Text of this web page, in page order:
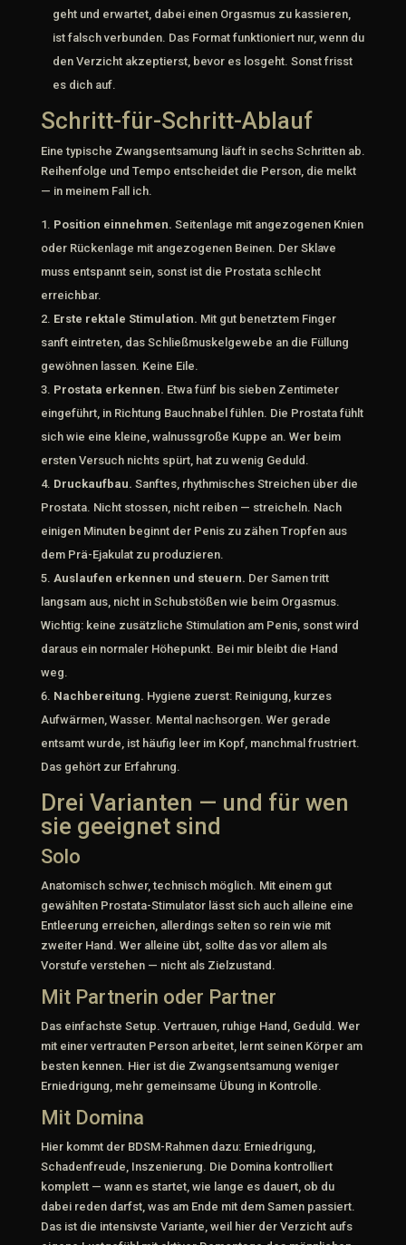
geht und erwartet, dabei einen Orgasmus zu kassieren,
ist falsch verbunden. Das Format funktioniert nur, wenn du
den Verzicht akzeptierst, bevor es losgeht. Sonst frisst
es dich auf.
Schritt-für-Schritt-Ablauf
Eine typische Zwangsentsamung läuft in sechs Schritten ab.
Reihenfolge und Tempo entscheidet die Person, die melkt
— in meinem Fall ich.
Position einnehmen. Seitenlage mit angezogenen Knien
oder Rückenlage mit angezogenen Beinen. Der Sklave
muss entspannt sein, sonst ist die Prostata schlecht
erreichbar.
Erste rektale Stimulation. Mit gut benetztem Finger
sanft eintreten, das Schließmuskelgewebe an die Füllung
gewöhnen lassen. Keine Eile.
Prostata erkennen. Etwa fünf bis sieben Zentimeter
eingeführt, in Richtung Bauchnabel fühlen. Die Prostata fühlt
sich wie eine kleine, walnussgroße Kuppe an. Wer beim
ersten Versuch nichts spürt, hat zu wenig Geduld.
Druckaufbau. Sanftes, rhythmisches Streichen über die
Prostata. Nicht stossen, nicht reiben — streicheln. Nach
einigen Minuten beginnt der Penis zu zähen Tropfen aus
dem Prä-Ejakulat zu produzieren.
Auslaufen erkennen und steuern. Der Samen tritt
langsam aus, nicht in Schubstößen wie beim Orgasmus.
Wichtig: keine zusätzliche Stimulation am Penis, sonst wird
daraus ein normaler Höhepunkt. Bei mir bleibt die Hand
weg.
Nachbereitung. Hygiene zuerst: Reinigung, kurzes
Aufwärmen, Wasser. Mental nachsorgen. Wer gerade
entsamt wurde, ist häufig leer im Kopf, manchmal frustriert.
Das gehört zur Erfahrung.
Drei Varianten — und für wen
sie geeignet sind
Solo
Anatomisch schwer, technisch möglich. Mit einem gut
gewählten Prostata-Stimulator lässt sich auch alleine eine
Entleerung erreichen, allerdings selten so rein wie mit
zweiter Hand. Wer alleine übt, sollte das vor allem als
Vorstufe verstehen — nicht als Zielzustand.
Mit Partnerin oder Partner
Das einfachste Setup. Vertrauen, ruhige Hand, Geduld. Wer
mit einer vertrauten Person arbeitet, lernt seinen Körper am
besten kennen. Hier ist die Zwangsentsamung weniger
Erniedrigung, mehr gemeinsame Übung in Kontrolle.
Mit Domina
Hier kommt der BDSM-Rahmen dazu: Erniedrigung,
Schadenfreude, Inszenierung. Die Domina kontrolliert
komplett — wann es startet, wie lange es dauert, ob du
dabei reden darfst, was am Ende mit dem Samen passiert.
Das ist die intensivste Variante, weil hier der Verzicht aufs